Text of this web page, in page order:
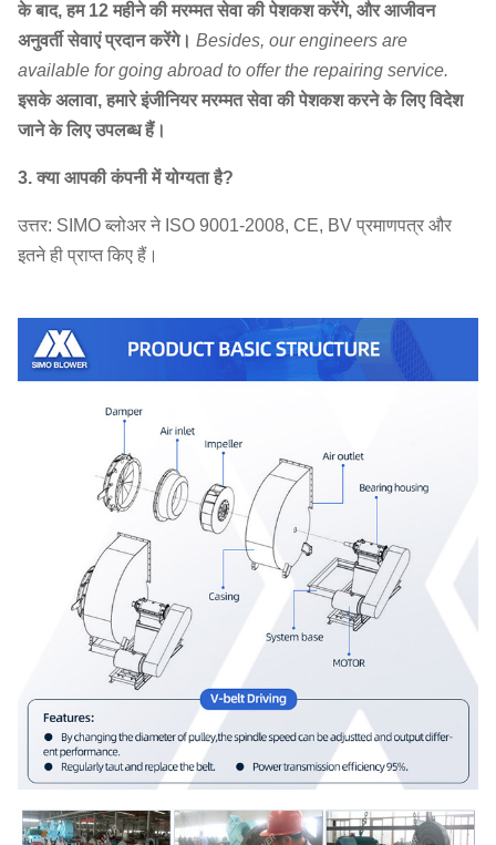
के बाद, हम 12 महीने की मरम्मत सेवा की पेशकश करेंगे, और आजीवन
अनुवर्ती सेवाएं प्रदान करेंगे। Besides, our engineers are
available for going abroad to offer the repairing service.
इसके अलावा, हमारे इंजीनियर मरम्मत सेवा की पेशकश करने के लिए विदेश
जाने के लिए उपलब्ध हैं।
3. क्या आपकी कंपनी में योग्यता है?
उत्तर: SIMO ब्लोअर ने ISO 9001-2008, CE, BV प्रमाणपत्र और
इतने ही प्राप्त किए हैं।